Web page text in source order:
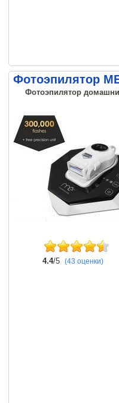
Фотоэпилятор
Фотоэпилятор
4.4/5 (43 оценки)